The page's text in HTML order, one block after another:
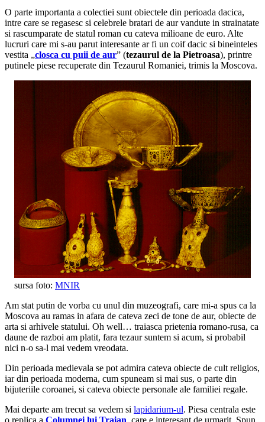
O parte importanta a colectiei sunt obiectele din perioada dacica,
intre care se regasesc si celebrele bratari de aur vandute in strainatate
si rascumparate de statul roman cu cateva milioane de euro. Alte
lucruri care mi s-au parut interesante ar fi un coif dacic si bineinteles
vestita „closca cu puii de aur” (tezaurul de la Pietroasa), printre
putinele piese recuperate din Tezaurul Romaniei, trimis la Moscova.
sursa foto: MNIR
Am stat putin de vorba cu unul din muzeografi, care mi-a spus ca la
Moscova au ramas in afara de cateva zeci de tone de aur, obiecte de
arta si arhivele statului. Oh well… traiasca prietenia romano-rusa, ca
daune de razboi am platit, fara tezaur suntem si acum, si probabil
nici n-o sa-l mai vedem vreodata.
Din perioada medievala se pot admira cateva obiecte de cult religios,
iar din perioada moderna, cum spuneam si mai sus, o parte din
bijuteriile coroanei, si cateva obiecte personale ale familiei regale.
Mai departe am trecut sa vedem si lapidarium-ul. Piesa centrala este